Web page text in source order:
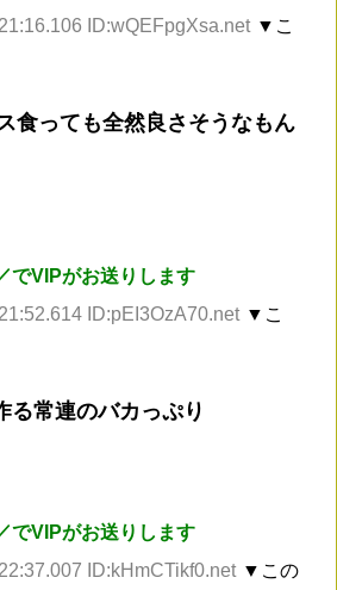
ID:wQEFpgXsa.net ▼こ
食っても全然良さそうなもん
でVIPがお送りします
ID:pEI3OzA70.net ▼こ
る常連のバカっぷり
でVIPがお送りします
ID:kHmCTikf0.net ▼この